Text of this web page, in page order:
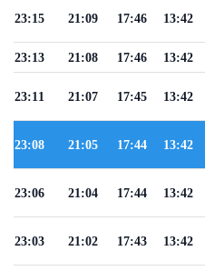
13:42
17:46
21:09
23:15
13:42
17:46
21:08
23:13
13:42
17:45
21:07
23:11
13:42
17:44
21:05
23:08
13:42
17:44
21:04
23:06
13:42
17:43
21:02
23:03